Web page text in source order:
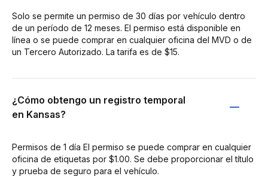
Solo se permite un permiso de 30 días por vehículo dentro
de un período de 12 meses. El permiso está disponible en
línea o se puede comprar en cualquier oficina del MVD o de
un Tercero Autorizado. La tarifa es de $15.
¿Cómo obtengo un registro temporal
en Kansas?
Permisos de 1 día El permiso se puede comprar en cualquier
oficina de etiquetas por $1.00. Se debe proporcionar el título
y prueba de seguro para el vehículo.